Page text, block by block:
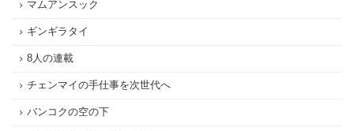
マムアンスック
ギンギラタイ
8人の連載
チェンマイの手仕事を次世代へ
バンコクの空の下